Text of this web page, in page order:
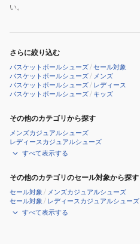
い。
さらに絞り込む
バスケットボールシューズ/セール対象
バスケットボールシューズ/ メンズ
バスケットボールシューズ/ レディース
バスケットボールシューズ/ キッズ
その他のカテゴリから探す
メンズカジュアルシューズ
レディースカジュアルシューズ
すべて表示する
その他のカテゴリのセール対象から探す
セール対象 / メンズカジュアルシューズ
セール対象 / レディースカジュアルシューズ
すべて表示する